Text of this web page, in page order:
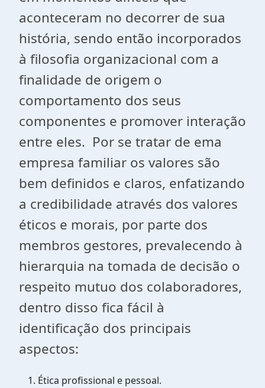
aconteceram no decorrer de sua
história, sendo então incorporados
à filosofia organizacional com a
finalidade de origem o
comportamento dos seus
componentes e promover interação
entre eles. Por se tratar de ema
empresa familiar os valores são
bem definidos e claros, enfatizando
a credibilidade através dos valores
éticos e morais, por parte dos
membros gestores, prevalecendo à
hierarquia na tomada de decisão o
respeito mutuo dos colaboradores,
dentro disso fica fácil à
identificação dos principais
aspectos:
Ética profissional e pessoal.